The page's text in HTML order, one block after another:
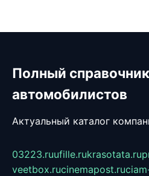
Полный
автомобилистов
Актуальный каталог
03223.ruufille.rukrasotata.ru
veetbox.rucinemapost.ru